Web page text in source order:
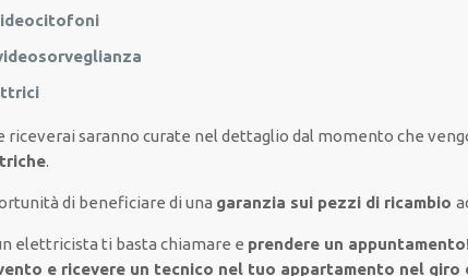
riceverai sarannocurate nel dettaglio dal momento che
.
di beneficiare di una garanzia sui pezzi di ricambio
elettricistati basta chiamare e prendere un
e ricevere un tecnico nel tuo appartamento nel giro